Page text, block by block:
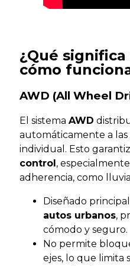
¿Qué
cómo
AWD (All Wheel
El sistema AWD
automáticamente a
individual. Esto
control ,
adherencia, como
Diseñado
autos urbanos,
cómodo y seguro.
No permite
ejes, lo que limita